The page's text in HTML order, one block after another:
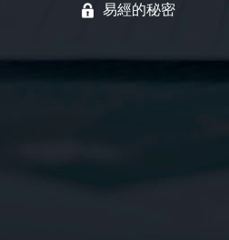
易經的秘密